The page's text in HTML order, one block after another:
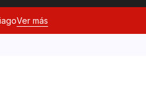
Ver más